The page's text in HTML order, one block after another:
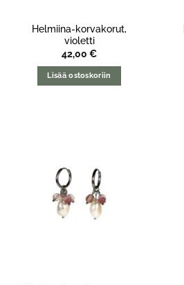
Helmiina-korvakorut,
violetti
42,00 €
Lisää ostoskoriin